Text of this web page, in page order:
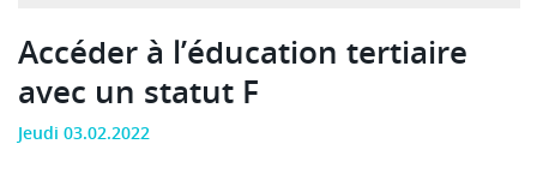
Accéder à l’éducation tertiaire
avec un statut F
Jeudi 03.02.2022